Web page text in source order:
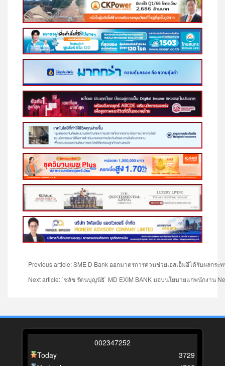
Previous article: SME D Bank ออกมาตรการด่วนช่วยเอสเอ็มอีได้รับผลกร
Next article: `ชลัช รัตนบุญนิธิ` MD EXIM BANK มอบนโยบายแก่พนักงาน
002347252
Today
3729